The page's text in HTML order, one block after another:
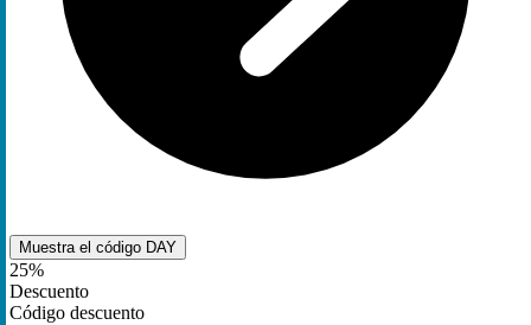
Muestra el código DAY
25%
Descuento
Código descuento